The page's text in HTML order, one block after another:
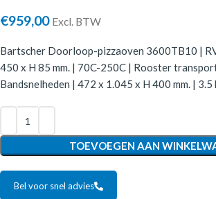
€959,00 Excl. BTW
Bartscher Doorloop-pizzaoven 3600TB10 |
450 x H 85 mm. | 70C-250C | Rooster
Bandsnelheden | 472 x 1.045 x H 400 mm. |
TOEVOEGEN AAN
Bel voor snel advies